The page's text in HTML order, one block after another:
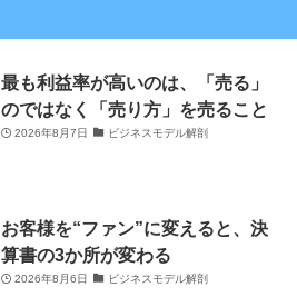
最も利益率が高いのは、「売る」
のではなく「売り方」を売ること
2026年8月7日 ビジネスモデル解剖
お客様を“ファン”に変えると、決
算書の3か所が変わる
2026年8月6日 ビジネスモデル解剖